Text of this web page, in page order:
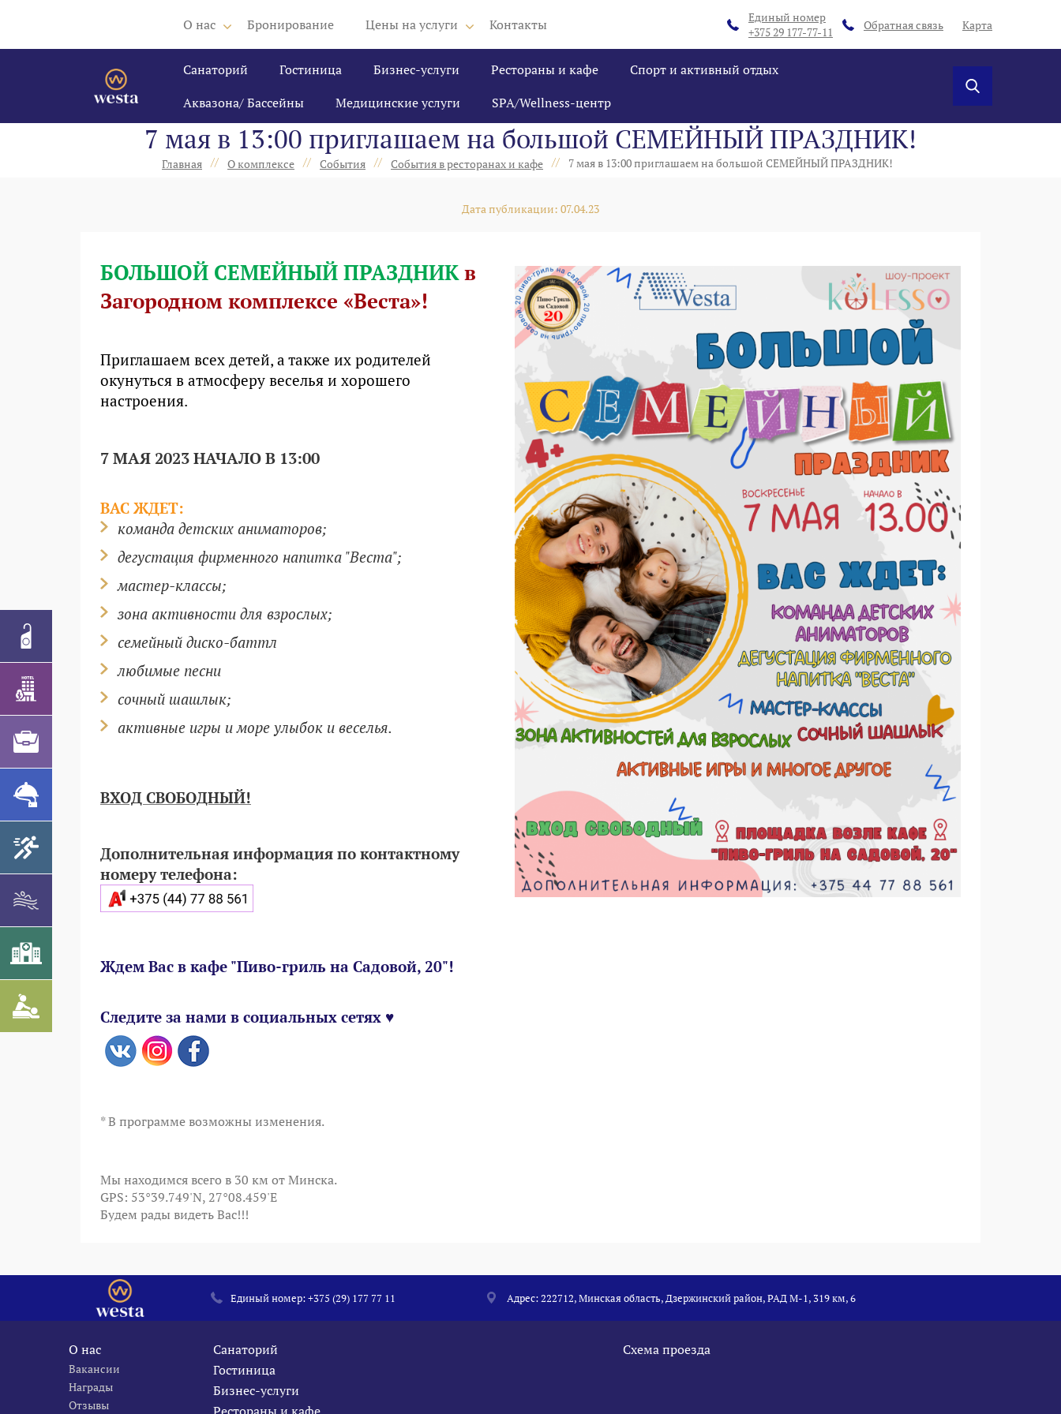
О нас Бронирование Цены на услуги Контакты
Единый номер
+375 29 177-77-11
Обратная связь Карта
Санаторий Гостиница Бизнес-услуги Рестораны и кафе
Спорт и активный отдых
Аквазона/ Бассейны
Медицинские услуги SPA/Wellness-центр
7 мая в 13:00 приглашаем на большой СЕМЕЙНЫЙ ПРАЗДНИК!
Главная // О комплексе // События // События в ресторанах и кафе // 7 мая в 13:00 приглашаем на большой СЕМЕЙНЫЙ ПРАЗДНИК!
Дата публикации: 07.04.23
БОЛЬШОЙ СЕМЕЙНЫЙ ПРАЗДНИК в
Загородном комплексе «Веста»!
Приглашаем всех детей, а также их родителей
окунуться в атмосферу веселья и хорошего
настроения.
7 МАЯ2023 НАЧАЛО В 13:00
ВАС ЖДЕТ:
команда детских аниматоров;
дегустация фирменного напитка "Веста";
мастер-классы;
зона активности для взрослых;
семейный диско-баттл
любимые песни
сочный шашлык;
активные игры и море улыбок и веселья.
ВХОД СВОБОДНЫЙ!
Дополнительная информация по контактному
номеру телефона:
Ждем Вас в кафе "Пиво-гриль на Садовой, 20"!
Следите за нами в социальных сетях ♥
* В программе возможны изменения.
Мы находимся всего в 30 км от Минска.
GPS: 53°39.749'N, 27°08.459'E
Будем рады видеть Вас!!!
Единый номер:+375 (29) 177 77 11 Адрес: 222712, Минская область, Дзержинский район, РАД М-1, 319 км, 6
О нас
Вакансии
Награды
Отзывы
Санаторий
Гостиница
Бизнес-услуги
Схема проезда